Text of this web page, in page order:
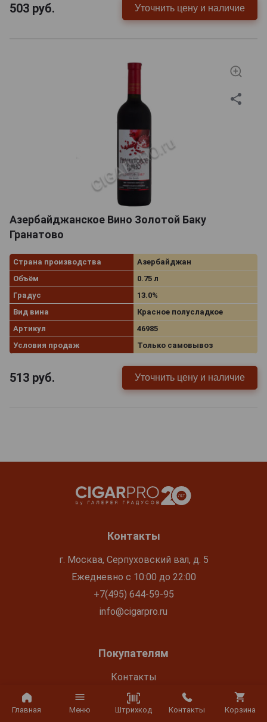
Главная Меню Штрихкод Контакты Корзина
503 руб. Уточнить цену и наличие
Азербайджанское Вино Золотой Баку
Гранатово
Страна производства
Азербайджан
Объём
0.75 л
Градус
13.0%
Вид вина
Красное полусладкое
Артикул
46985
Условия продаж
Только самовывоз
513 руб. Уточнить цену и наличие
Контакты
г. Москва, Серпуховский вал, д. 5
Ежедневно с 10:00 до 22:00
+7(495) 644-59-95
info@cigarpro.ru
Покупателям
Контакты
Покупка и оплата
Блог